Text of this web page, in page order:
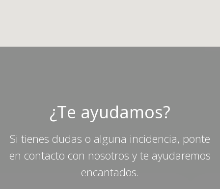
¿Te ayudamos?
Si tienes dudas o alguna incidencia, ponte
en contacto con nosotros y te ayudaremos
encantados.